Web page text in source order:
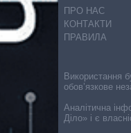
ПРО НАС
КОНТАКТИ
ПРАВИЛА
Використання
обов’язкове
Аналітична
Діло» і є